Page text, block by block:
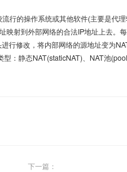
的操作系统或其他软件(主要是代
射到外部网络的合法IP地址上去。
行修改，将内部网络的源地址变为
：静态NAT(staticNAT)、NAT池
下一篇：